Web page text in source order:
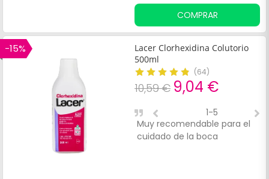
COMPRAR
-15%
Lacer Clorhexidina Colutorio
500ml
(64)
10,59 € 9,04 €
Muy recomendable para el
cuidado de la boca
1-5